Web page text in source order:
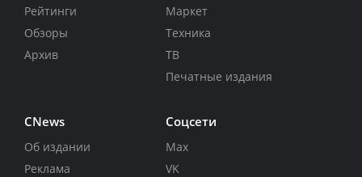
Рейтинги
Обзоры
Архив
Маркет
Техника
ТВ
Печатные издания
CNews
Об издании
Реклама
Соцсети
Max
VK